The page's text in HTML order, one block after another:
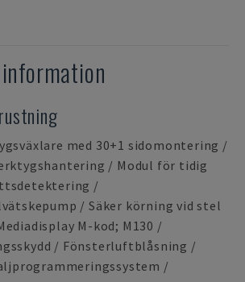
med 30+1 sidomontering /
/ Modul för tidig
/
/ Säker körning vid stel
M-kod; M130 /
/ Fönsterluftblåsning /
/